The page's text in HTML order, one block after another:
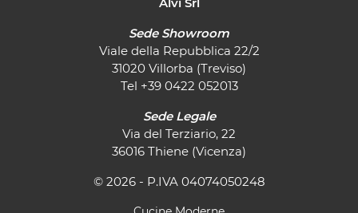
Sede Showroom
Viale della Repubblica 22/2
31020 Villorba (Treviso)
Tel +39 0422 052013
Sede Legale
Via del Terziario, 22
36016 Thiene (Vicenza)
© 2026 - P.IVA 04074050248